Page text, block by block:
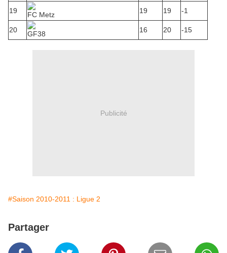
19 FC Metz 19 19 -1
20 GF38 16 20 -15
Publicité
#Saison 2010-2011 : Ligue 2
Partager